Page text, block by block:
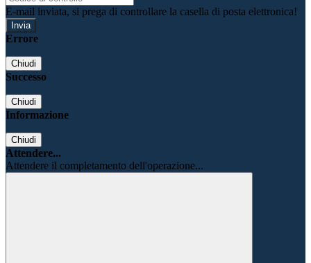
E-mail inviata, si prega di controllare la casella di posta elettronica!
Errore
Chiudi
Successo
Chiudi
Informazione
Chiudi
Attendere...
Attendere il completamento dell'operazione...